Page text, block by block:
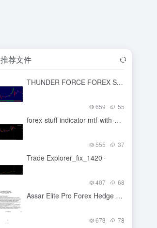
推荐文件
THUNDER FORCE FOREX SYSTEM МТ4[H1+]
659 55
forex-stuff-indicator-mtf-with-alerts
555 37
Trade Explorer_fix_1420 -
407 68
Assar Elite Pro Forex Hedge Master
673 78